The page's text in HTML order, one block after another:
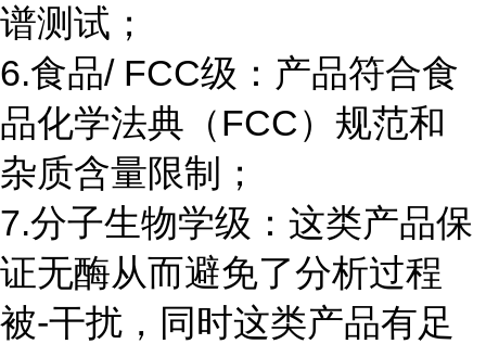
谱测试；
6.食品/ FCC级：产品符合食
品化学法典（FCC）规范和
杂质含量限制；
7.分子生物学级：这类产品保
证无酶从而避免了分析过程
被-干扰，同时这类产品有足